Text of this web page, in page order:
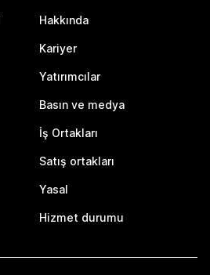
Hakkında
Kariyer
Yatırımcılar
Basın ve medya
İş Ortakları
Satış ortakları
Yasal
Hizmet durumu